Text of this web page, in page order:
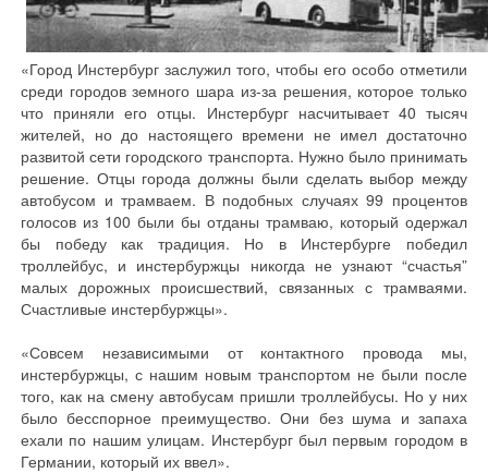
«Город Инстербург заслужил того, чтобы его особо отметили
среди городов земного шара из-за решения, которое только
что приняли его отцы. Инстербург насчитывает 40 тысяч
жителей, но до настоящего времени не имел достаточно
развитой сети городского транспорта. Нужно было принимать
решение. Отцы города должны были сделать выбор между
автобусом и трамваем. В подобных случаях 99 процентов
голосов из 100 были бы отданы трамваю, который одержал
бы победу как традиция. Но в Инстербурге победил
троллейбус, и инстербуржцы никогда не узнают “счастья”
малых дорожных происшествий, связанных с трамваями.
Счастливые инстербуржцы».
«Совсем независимыми от контактного провода мы,
инстербуржцы, с нашим новым транспортом не были после
того, как на смену автобусам пришли троллейбусы. Но у них
было бесспорное преимущество. Они без шума и запаха
ехали по нашим улицам. Инстербург был первым городом в
Германии, который их ввел».